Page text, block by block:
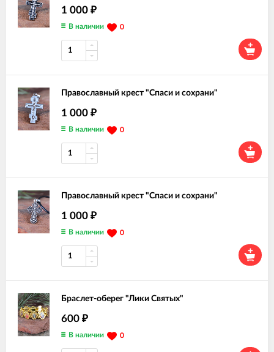
1 000 ₽
В наличии 0
Православный крест "Спаси и сохрани"
1 000 ₽
В наличии 0
Православный крест "Спаси и сохрани"
1 000 ₽
В наличии 0
Браслет-оберег "Лики Святых"
600 ₽
В наличии 0